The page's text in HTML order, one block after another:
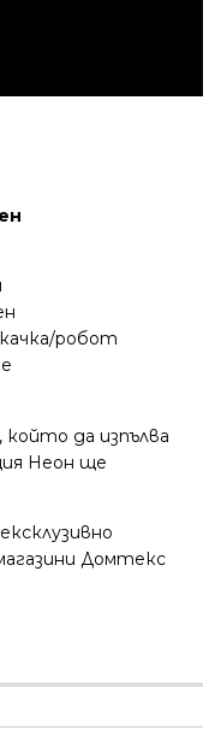
робот
да изпълва
Неон ще
Домтекс